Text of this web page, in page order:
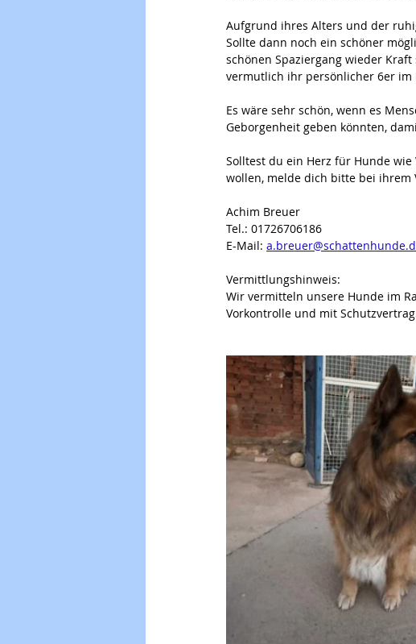
Aufgrund ihres Alters und der
Sollte dann noch ein schöner
schönen Spaziergang wieder
vermutlich ihr persönlicher 6er im
Es wäre sehr schön, wenn es
Geborgenheit geben könnten,
Solltest du ein Herz für Hunde
wollen, melde dich bitte bei ihrem
Achim Breuer
Tel.: 01726706186
E-Mail:
Vermittlungshinweis:
Wir vermitteln unsere Hunde im
Vorkontrolle und mit